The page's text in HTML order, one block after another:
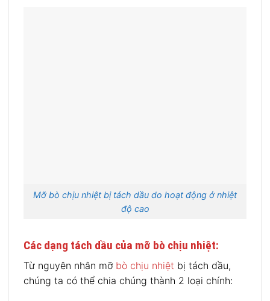
Mỡ bò chịu nhiệt bị tách dầu do hoạt động ở nhiệt
độ cao
Các dạng tách dầu của mỡ bò chịu nhiệt:
Từ nguyên nhân mỡ bò chịu nhiệt bị tách dầu,
chúng ta có thể chia chúng thành 2 loại chính: